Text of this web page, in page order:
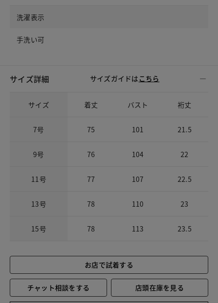
洗濯表示
手洗い可
サイズ詳細 サイズガイドは こちら
サイズ 着丈 バスト 裄丈
7号 75 101 21.5
9号 76 104 22
11号 77 107 22.5
13号 78 110 23
15号 78 113 23.5
お店で試着する
チャット相談をする 店頭在庫を見る